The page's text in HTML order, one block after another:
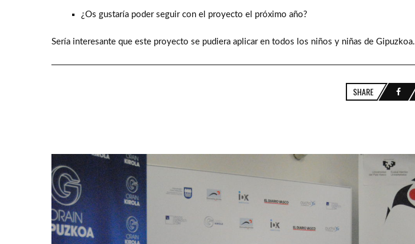
¿Os gustaría poder seguir con el proyecto el próximo año?
Sería interesante que este proyecto se pudiera aplicar en todos los niños y niñas de Gipuzkoa.
SHARE